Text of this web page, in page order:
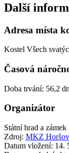
Další
Adresa místa
Kostel Všech
Časová
Doba trvání: 56,2
Organizátor
Státní hrad a
Zdroj: MKZ
Datum vložení: 14.